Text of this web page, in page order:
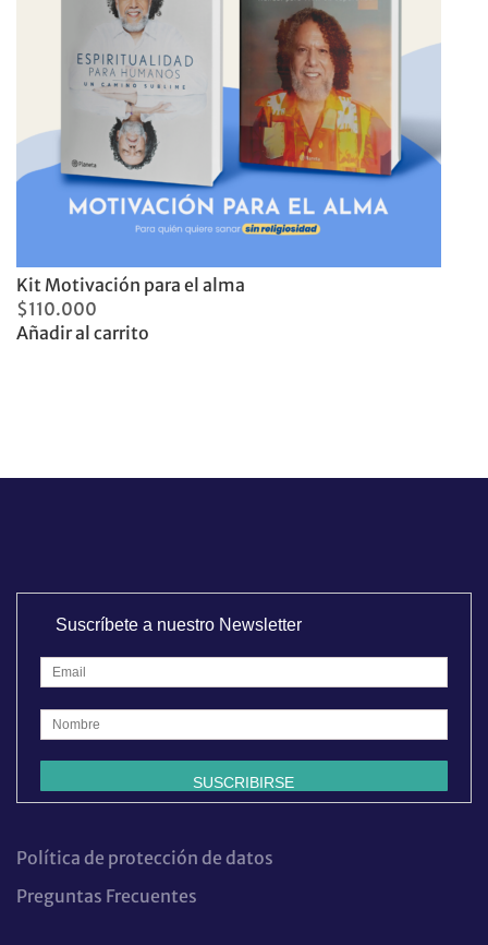
Kit Motivación para el alma
$110.000
Añadir al carrito
Suscríbete a nuestro Newsletter
Política de protección de datos
Preguntas Frecuentes